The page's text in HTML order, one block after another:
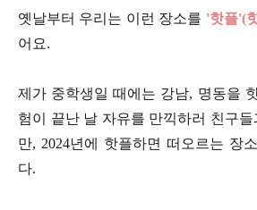
옛날부터 우리는 이런 장소를 '핫플'(
어요.
제가 중학생일 때에는 강남, 명동을
험이 끝난 날 자유를 만끽하러 친구들
만, 2024년에 핫플하면 떠오르는 장
다.